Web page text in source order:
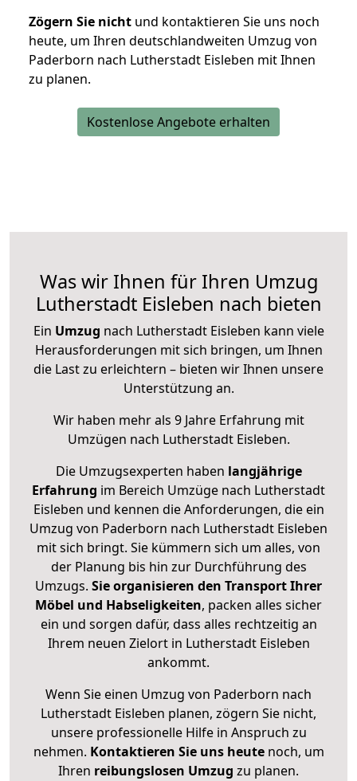
Zögern Sie nicht und kontaktieren Sie uns noch
heute, um Ihren deutschlandweiten Umzug von
Paderborn nach Lutherstadt Eisleben mit Ihnen
zu planen.
Kostenlose Angebote erhalten
Was wir Ihnen für Ihren Umzug
Lutherstadt Eisleben nach bieten
Ein Umzug nach Lutherstadt Eisleben kann viele
Herausforderungen mit sich bringen, um Ihnen
die Last zu erleichtern – bieten wir Ihnen unsere
Unterstützung an.
Wir haben mehr als 9 Jahre Erfahrung mit
Umzügen nach Lutherstadt Eisleben.
Die Umzugsexperten haben langjährige
Erfahrung im Bereich Umzüge nach Lutherstadt
Eisleben und kennen die Anforderungen, die ein
Umzug von Paderborn nach Lutherstadt Eisleben
mit sich bringt. Sie kümmern sich um alles, von
der Planung bis hin zur Durchführung des
Umzugs. Sie organisieren den Transport Ihrer
Möbel und Habseligkeiten, packen alles sicher
ein und sorgen dafür, dass alles rechtzeitig an
Ihrem neuen Zielort in Lutherstadt Eisleben
ankommt.
Wenn Sie einen Umzug von Paderborn nach
Lutherstadt Eisleben planen, zögern Sie nicht,
unsere professionelle Hilfe in Anspruch zu
nehmen. Kontaktieren Sie uns heutenoch, um
Ihren reibungslosen Umzug zu planen.